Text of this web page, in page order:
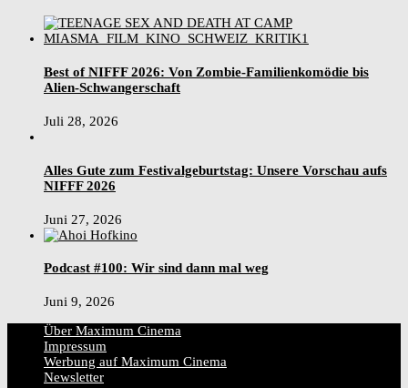
Best of NIFFF 2026: Von Zombie-Familienkomödie bis
Alien-Schwangerschaft
Juli 28, 2026
Alles Gute zum Festivalgeburtstag: Unsere Vorschau aufs
NIFFF 2026
Juni 27, 2026
Podcast #100: Wir sind dann mal weg
Juni 9, 2026
Über Maximum Cinema
Impressum
Werbung auf Maximum Cinema
Newsletter